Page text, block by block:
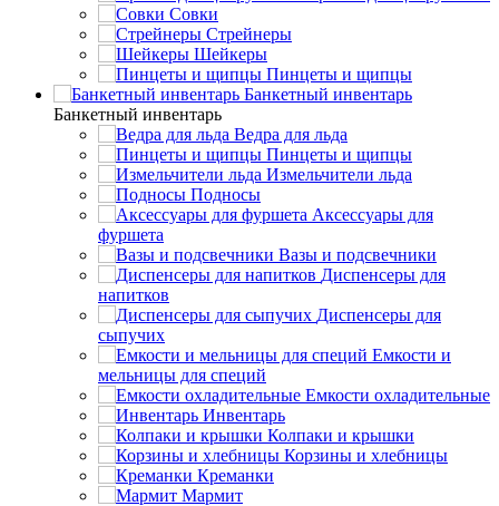
Совки
Стрейнеры
Шейкеры
Пинцеты и щипцы
Банкетный инвентарь
Банкетный инвентарь
Ведра для льда
Пинцеты и щипцы
Измельчители льда
Подносы
Аксессуары для
фуршета
Вазы и подсвечники
Диспенсеры для
напитков
Диспенсеры для
сыпучих
Емкости и
мельницы для специй
Емкости охладительные
Инвентарь
Колпаки и крышки
Корзины и хлебницы
Креманки
Мармит